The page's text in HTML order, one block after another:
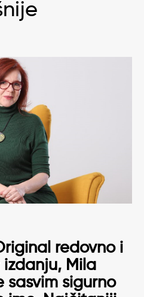
redovno i
izdanju, Mila
sasvim sigurno